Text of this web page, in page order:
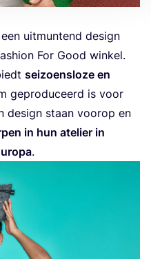
uit­mun­tend design
For Good win­kel.
sei­zoens­lo­ze en
gepro­du­ceerd is voor
design staan voor­op en
in hun ate­lier in
.